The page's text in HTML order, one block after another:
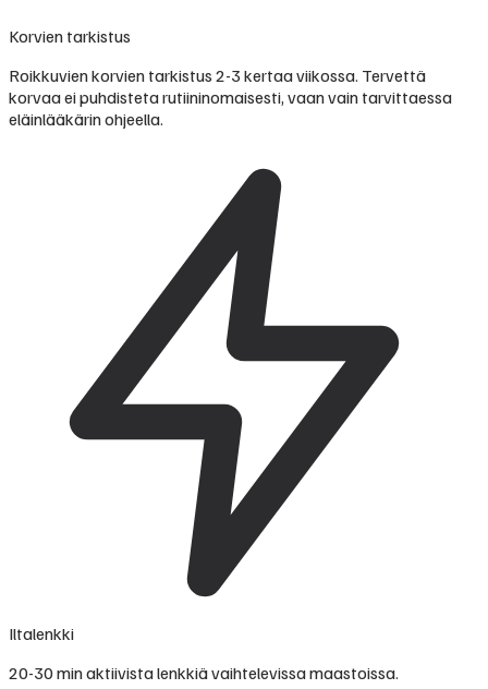
Korvien tarkistus
Roikkuvien korvien tarkistus 2-3 kertaa viikossa. Tervettä
korvaa ei puhdisteta rutiininomaisesti, vaan vain tarvittaessa
eläinlääkärin ohjeella.
Iltalenkki
20-30 min aktiivista lenkkiä vaihtelevissa maastoissa.